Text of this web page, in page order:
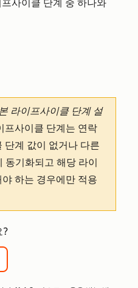
사이클 단계 중 하나와
라이프사이클 단계 설
사이클 단계는 연락
단계 값이 없거나 다른
동기화되고 해당 라이
하는 경우에만 적용
?